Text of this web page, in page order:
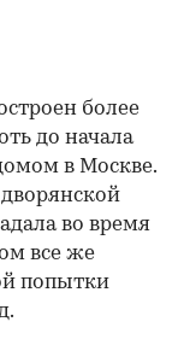
более
до начала
в Москве.
во время
все же
попытки